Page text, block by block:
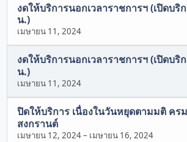
งดให้บริการนอกเวลาราชการฯ (เปิดบริ
น.)
เมษายน 11, 2024
งดให้บริการนอกเวลาราชการฯ (เปิดบริ
น.)
เมษายน 11, 2024
ปิดให้บริการ เนื่องในวันหยุดตามมติ คร
สงกรานต์
เมษายน 12, 2024– เมษายน 16, 2024